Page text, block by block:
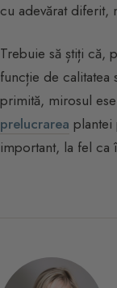
cu adevărat diferit,
Trebuie să știți că,
funcție de
primită, mirosul
prelucrarea plantei
important, la fel ca